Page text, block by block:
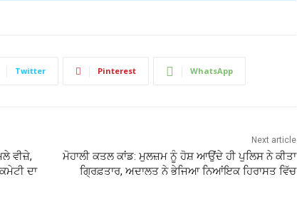
Twitter Pinterest WhatsApp
ਵੀਜ਼ੇ,
ਦਾ
Next article
ਮੋਹਾਲੀ ਕਤਲ ਕਾਂਡ: ਮੁਲਜ਼ਮ ਨੂੰ ਹੋਸ਼ ਆਉਂਦੇ ਹੀ ਪੁਲਿਸ ਨੇ ਕੀਤਾ
ਗ੍ਰਿਫ਼ਤਾਰ, ਅਦਾਲਤ ਨੇ ਭੇਜਿਆ ਨਿਆਂਇਕ ਹਿਰਾਸਤ ਵਿੱਚ